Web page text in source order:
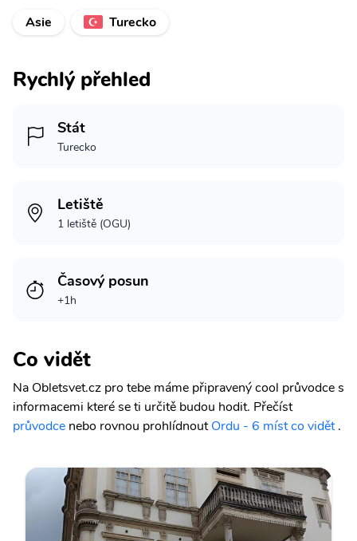
Asie
Turecko
Rychlý přehled
Stát
Turecko
Letiště
1 letiště (OGU)
Časový posun
+1h
Co vidět
Na Obletsvet.cz pro tebe máme připravený cool průvodce s
informacemi které se ti určitě budou hodit. Přečíst
průvodce nebo rovnou prohlídnoutOrdu - 6 míst co vidět.